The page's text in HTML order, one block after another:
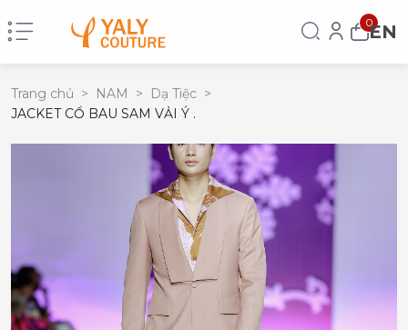
0EN
Trang chủ > NAM > Dạ Tiệc >
JACKET CỔ BAU SAM VẢI Ý .